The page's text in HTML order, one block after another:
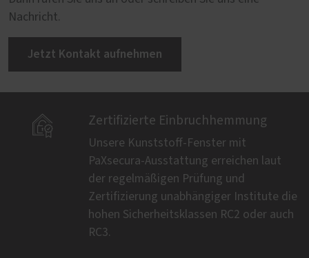
Nachricht.
Jetzt Kontakt aufnehmen
 Zertifizierte Einbruchhemmung
Unsere Kunststoff-Fenster mit
PaXsecura-Ausstattung erreichen laut
der regelmäßigen Prüfung und
Zertifizierung unabhängiger Institute die
hohen Sicherheitsklassen RC2 oder auch
RC3.